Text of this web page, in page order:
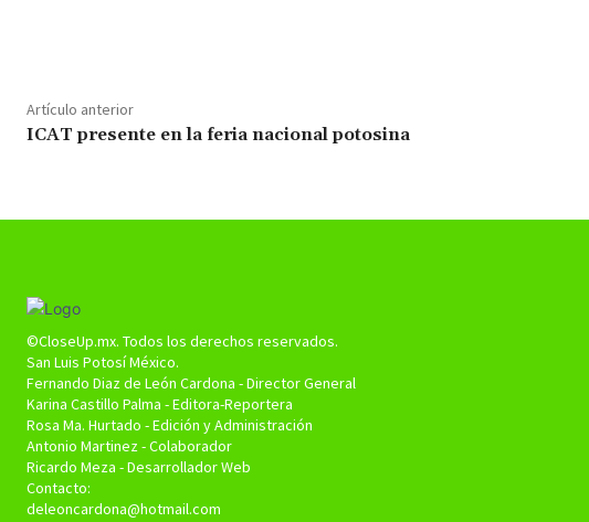
Artículo anterior
ICAT presente en la feria nacional potosina
©CloseUp.mx. Todos los derechos reservados.
San Luis Potosí México.
Fernando Diaz de León Cardona - Director General
Karina Castillo Palma - Editora-Reportera
Rosa Ma. Hurtado - Edición y Administración
Antonio Martinez - Colaborador
Ricardo Meza - Desarrollador Web
Contacto:
deleoncardona@hotmail.com